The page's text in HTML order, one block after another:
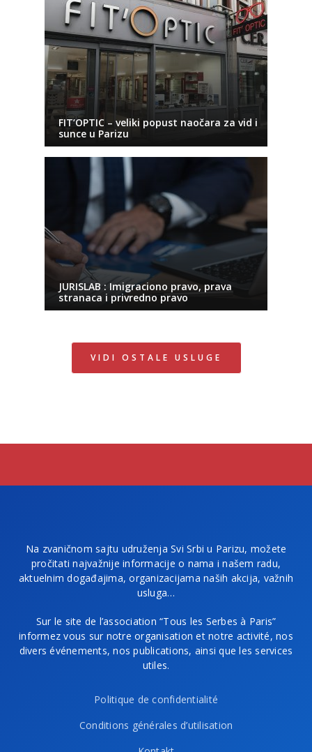
FIT’OPTIC – veliki popust naočara za vid i
sunce u Parizu
JURISLAB : Imigraciono pravo, prava
stranaca i privredno pravo
VIDI OSTALE USLUGE
Na zvaničnom sajtu udruženja Svi Srbi u Parizu, možete
pročitati najvažnije informacije o nama i našem radu,
aktuelnim događajima, organizacijama naših akcija, važnih
usluga…
Sur le site de l’association “Tous les Serbes à Paris”
informez vous sur notre organisation et notre activité, nos
divers événements, nos publications, ainsi que les services
utiles.
Politique de confidentialité
Conditions générales d’utilisation